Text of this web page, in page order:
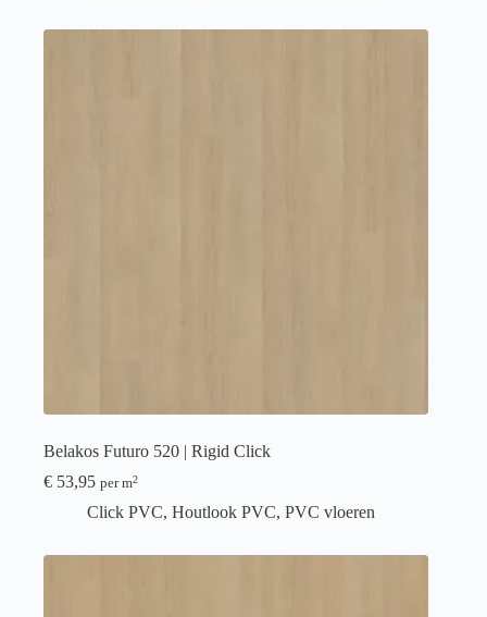
Belakos Futuro 520 | Rigid Click
€ 53,95 per m2
Click PVC, Houtlook PVC, PVC vloeren